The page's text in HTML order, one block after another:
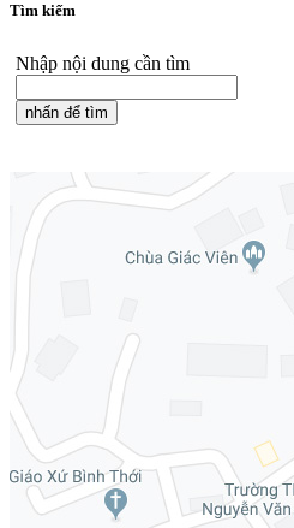
Tìm kiếm
Nhập nội dung cần tìm